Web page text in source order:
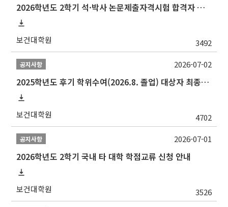
2026학년도 2학기 석·박사 논문제출자격시험 합격자 공고(TSQ Exam Result)
보건대학원 3492
공지사항
2025학년도 후기 학위수여(2026.8. 졸업) 대상자 최종인준 논문 제출 안내
보건대학원 4702
2026-07-02
공지사항
2026학년도 2학기 국내 타 대학 학점교류 신청 안내
보건대학원 3526
2026-07-01